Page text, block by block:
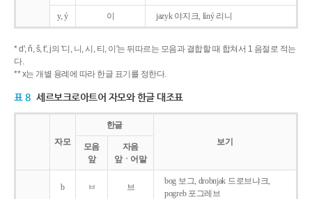
y, ý 이 jazyk야지크, líný 리니
* d', ň, š, t', j의 '디, 니, 시, 티, 이'는 뒤따르는 모음과 결합할 때 합쳐서 1 음절로 적는
다.
** x는 개별 용례에 따라 한글 표기를 정한다.
표 8 세르보크로아트어 자모와 한글 대조표
자모
한글
보기
모음
앞
자음
앞ㆍ어말
b ㅂ 브
bog 보그, drobnjak 드로브냐크,
pogreb 포그레브